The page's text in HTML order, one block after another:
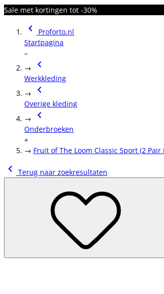
Sale met kortingen tot -30%
Proforto.nl
Startpagina
–
→
Werkkleding
→
Overige kleding
→
Onderbroeken
+
→ Fruit of The Loom Classic Sport (2 Pair
Terug naar zoekresultaten